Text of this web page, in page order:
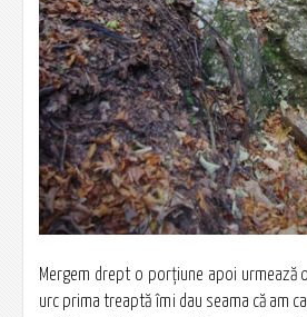
Mergem drept o porţiune apoi urmează
urc prima treaptă îmi dau seama că am